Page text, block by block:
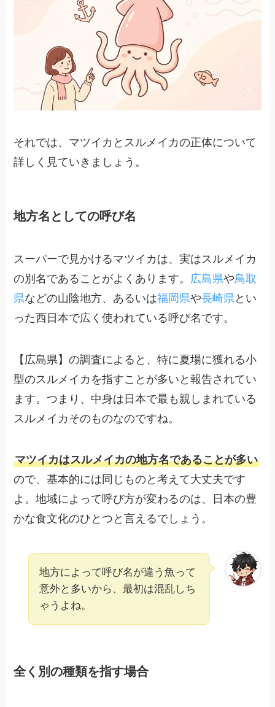
それでは、マツイカとスルメイカの正体について
詳しく見ていきましょう。
地方名としての呼び名
スーパーで見かけるマツイカは、実はスルメイカ
の別名であることがよくあります。 広島県や鳥取
県などの山陰地方、あるいは福岡県や長崎県 とい
った西日本で広く使われている呼び名です。
【広島県】の調査によると、特に夏場に獲れる小
型のスルメイカを指すことが多いと報告されてい
ます。つまり、中身は日本で最も親しまれている
スルメイカそのものなのですね。
マツイカはスルメイカの地方名であることが多い
ので、基本的には同じものと考えて大丈夫です
よ。地域によって呼び方が変わるのは、日本の豊
かな食文化のひとつと言えるでしょう。
地方によって呼び名が違う魚って
意外と多いから、最初は混乱しち
ゃうよね。
全く別の種類を指す場合